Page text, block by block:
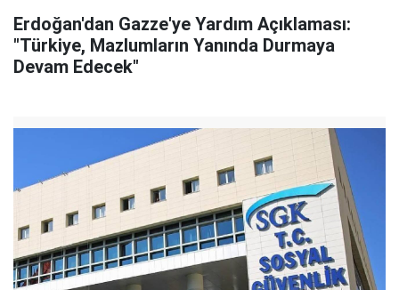
Erdoğan'dan Gazze'ye Yardım Açıklaması:
"Türkiye, Mazlumların Yanında Durmaya
Devam Edecek"